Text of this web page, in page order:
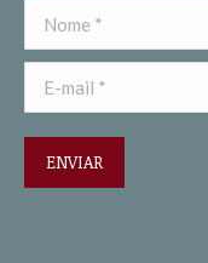
Nome *
E-mail *
ENVIAR